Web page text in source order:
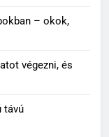
– okok,
végezni, és
távú
mindig nem